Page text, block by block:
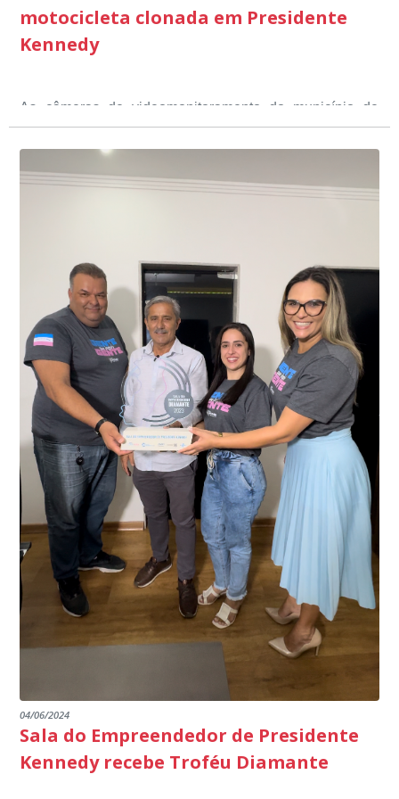
motocicleta clonada em Presidente
Kennedy
As câmeras de videomonitoramento do município de
Presidente Kennedy identificaram neste fim de semana,
01 de junho, uma motocicleta com indícios de
adulteração, imediatamente, a central de
videomonitoramento acionou a Guarda Civil Municipal,
Durante a abordagem a adulteração foi comprovada,
através da conferência do Chassi, a motocicleta, bem
conta do sistema de videomonitoramento instalado
recentemente em todo o município de Presidente
Kennedy, o sistema é integrado com outros municípios
do país, sendo possível a identificação de veículos por
meio do cruzamento de informações, nesse caso
específico, com dados de uma cidade do Estado do Rio
de Janeiro.
“Mais de 100 câmeras foram instaladas na sede e no
interior de Presidente Kennedy, garantindo mais
segurança à população, seja nas ruas, no comércio, os
produtores agropecuários. Estamos no rumo certo,
parabéns a todos os servidores que contribuem para a
segurança da nossa cidade”, destaca o prefeito Dorlei
Fontão.
04/06/2024
Sala do Empreendedor de Presidente
Kennedy recebe Troféu Diamante